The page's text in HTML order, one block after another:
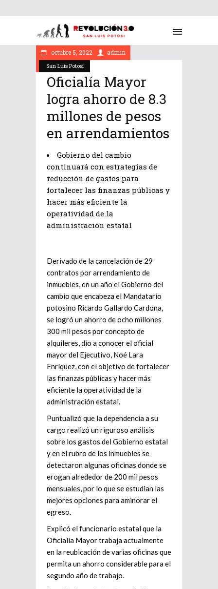
San Luis Potosí
octubre 5, 2022 admin
Oficialía Mayor
logra ahorro de 8.3
millones de pesos
en arrendamientos
Gobierno del cambio
continuará con estrategias de
reducción de gastos para
fortalecer las finanzas públicas y
hacer más eficiente la
operatividad de la
administración estatal
Derivado de la cancelación de 29
contratos por arrendamiento de
inmuebles, en un año el Gobierno del
cambio que encabeza el Mandatario
potosino Ricardo Gallardo Cardona,
se logró un ahorro de ocho millones
300 mil pesos por concepto de
alquileres, dio a conocer el oficial
mayor del Ejecutivo, Noé Lara
Enríquez, con el objetivo de fortalecer
las finanzas públicas y hacer más
eficiente la operatividad de la
administración estatal.
Puntualizó que la dependencia a su
cargo realizó un riguroso análisis
sobre los gastos del Gobierno estatal
y en el rubro de los inmuebles se
detectaron algunas oficinas donde se
erogan alrededor de 200 mil pesos
mensuales, por lo que se estudian las
mejores opciones para aminorar el
egreso.
Explicó el funcionario estatal que la
Oficialía Mayor trabaja actualmente
en la reubicación de varias oficinas que
permita un ahorro considerable para el
segundo año de trabajo.